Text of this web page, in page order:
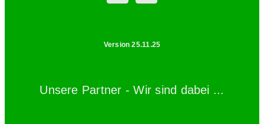
Version 25.11.25
Unsere Partner - Wir sind dabei ...